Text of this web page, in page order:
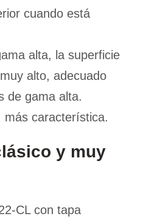
cuando está
alta, la superficie
alto, adecuado
de gama alta.
más característica.
y muy
CL con tapa